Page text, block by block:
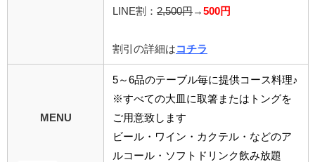
LINE割： 2,500円 → 500円
割引の詳細は コチラ
MENU
5～6品のテーブル毎に提供コース料理♪
※すべての大皿に取箸またはトングを
ご用意致します
ビール・ワイン・カクテル・などのア
ルコール・ソフトドリンク飲み放題